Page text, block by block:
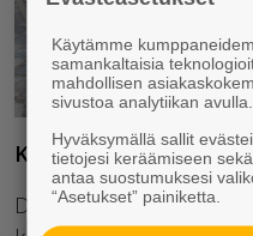
Kohde 27 Duplio
Duplio on partalo, jossa
Käytämme
samankaltaisia
mahdollisen
sivustoa analytiikan avulla.
Hyväksymällä sallit
tietojesi keräämiseen
antaa suostumuksesi
“Asetukset” painiketta.